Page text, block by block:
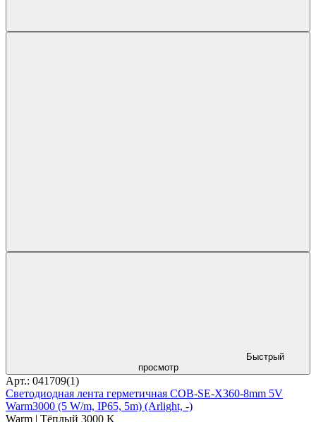
Быстрый
просмотр
Арт.: 041709(1)
Светодиодная лента герметичная COB-SE-X360-8mm 5V
Warm3000 (5 W/m, IP65, 5m) (Arlight, -)
Warm | Тёплый 3000 K